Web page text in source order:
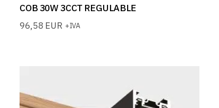
COB 30W 3CCT REGULABLE
96,58 EUR +IVA